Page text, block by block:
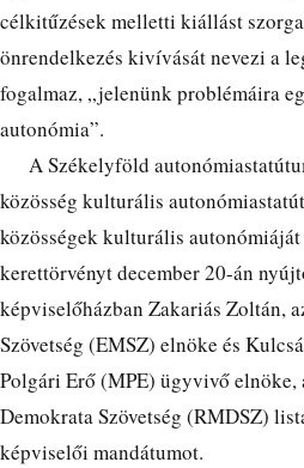
célkitűzések melletti kiállást
önrendelkezés kivívását nevezi a
fogalmaz, „jelenünk problémáira
autonómia”.
A Székelyföld
közösség kulturális
közösségek kulturális
kerettörvényt december 20-án
képviselőházban Zakariás Zoltán,
Szövetség (EMSZ) elnöke és
Polgári Erő (MPE) ügyvivő
Demokrata Szövetség (RMDSZ)
képviselői mandátumot.